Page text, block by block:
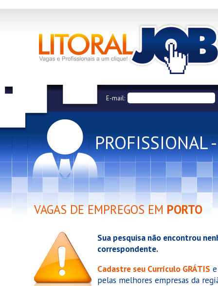
E-mail:
PROFISSIONAL
VAGAS DE EMPREGOS EM PORTO
Sua pesquisa não encontrou
correspondente.
Cadastre seu Currículo GRÁTIS
pelas melhores empresas da